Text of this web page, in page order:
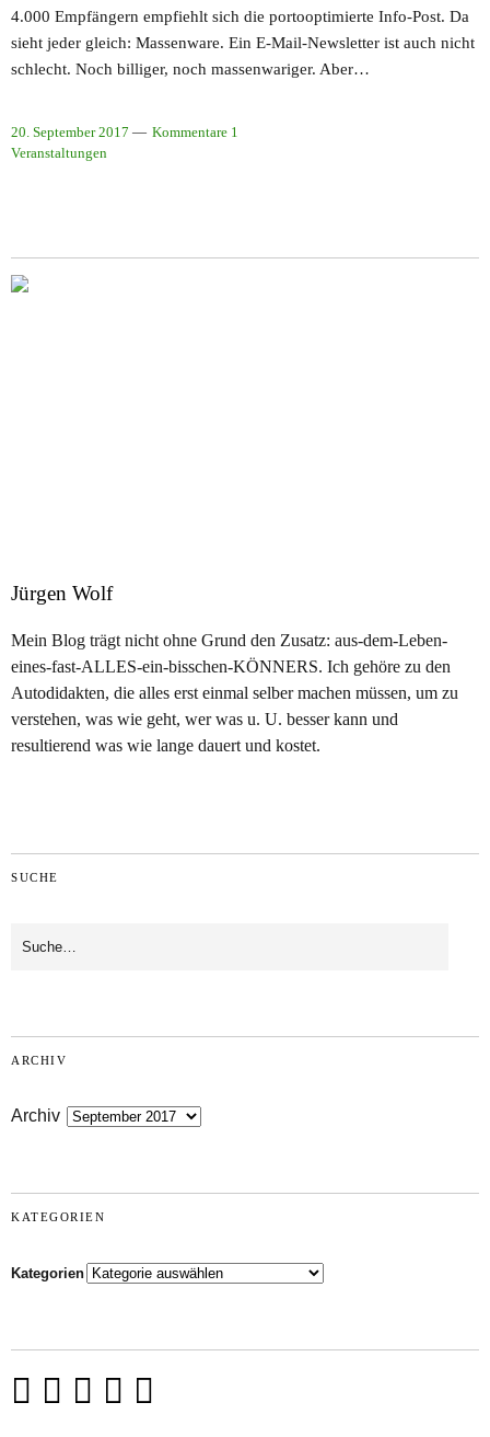
4.000 Empfängern empfiehlt sich die portooptimierte Info-Post. Da
sieht jeder gleich: Massenware. Ein E-Mail-Newsletter ist auch nicht
schlecht. Noch billiger, noch massenwariger. Aber…
20. September 2017
Kommentare 1
Veranstaltungen
Jürgen Wolf
Mein Blog trägt nicht ohne Grund den Zusatz: aus-dem-Leben-
eines-fast-ALLES-ein-bisschen-KÖNNERS. Ich gehöre zu den
Autodidakten, die alles erst einmal selber machen müssen, um zu
verstehen, was wie geht, wer was u. U. besser kann und
resultierend was wie lange dauert und kostet.
SUCHE
ARCHIV
Archiv
KATEGORIEN
Kategorien